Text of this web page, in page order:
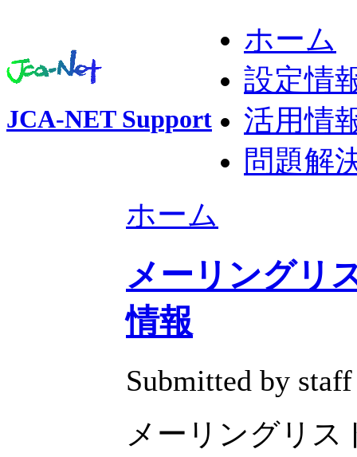
JCA-NET Support
ホーム
設定情
活用情
問題解
ホーム
メーリングリ
情報
Submitted by
メーリングリス